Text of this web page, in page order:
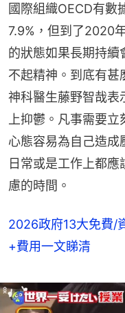
國際組織OECD有數
7.9%，但到了2020
的狀態如果長期持續
不起精神。到底有甚
神科醫生藤野智哉表
上抑鬱。凡事需要
心態容易為自己造成
日常或是工作上都
慮的時間。
2026政府13大免費/
+費用一文睇清